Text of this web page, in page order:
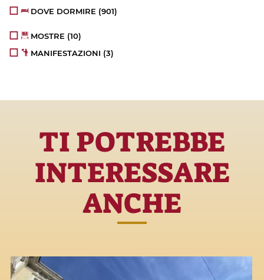
DOVE DORMIRE (901)
MOSTRE (10)
MANIFESTAZIONI (3)
TI POTREBBE
INTERESSARE
ANCHE